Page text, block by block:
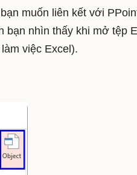
muốn liên kết với
bạn nhìn thấy khi mở tệp
việc Excel).